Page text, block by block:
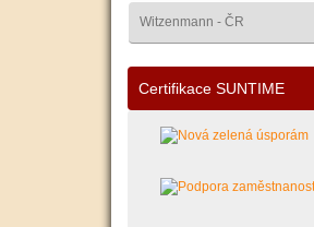
Witzenmann - ČR
Certifikace SUNTIME